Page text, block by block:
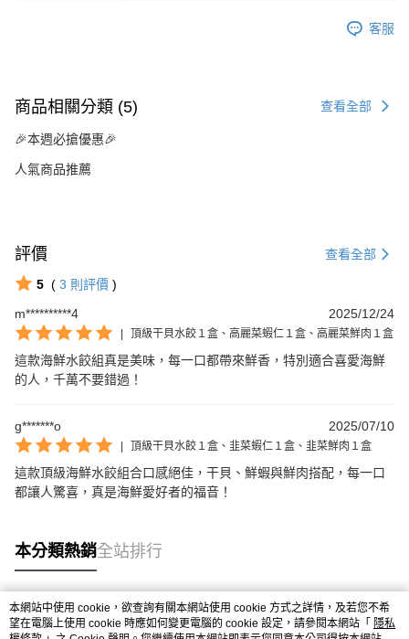
客服
商品相關分類 (5) 查看全部
🎉本週必搶優惠🎉
人氣商品推薦
評價 查看全部
5 ( 3 則評價 )
m**********4
2025/12/24
頂級干貝水餃１盒、高麗菜蝦仁１盒、高麗菜鮮肉１盒
這款海鮮水餃組真是美味，每一口都帶來鮮香，特別適合喜愛海鮮
的人，千萬不要錯過！
g*******o 2025/07/10
頂級干貝水餃１盒、韭菜蝦仁１盒、韭菜鮮肉１盒
這款頂級海鮮水餃組合口感絕佳，干貝、鮮蝦與鮮肉搭配，每一口
都讓人驚喜，真是海鮮愛好者的福音！
本分類熱銷全站排行
熱門標籤
本網站中使用 cookie，欲查詢有關本網站使用 cookie 方式之詳情，及若您不希
望在電腦上使用 cookie 時應如何變更電腦的 cookie 設定，請參閱本網站「 隱私